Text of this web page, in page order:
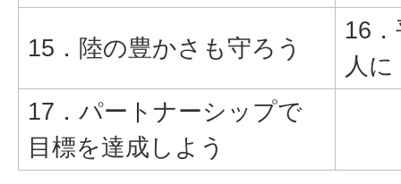
15．陸の豊かさも守ろう
16
人に
17．パートナーシップで
目標を達成しよう